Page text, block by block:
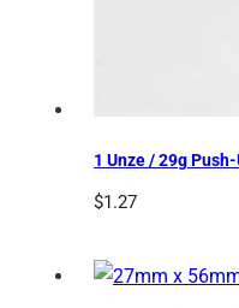
1 Unze / 29g
$1.27